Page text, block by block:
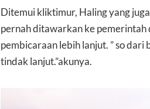
Ditemui kliktimur, Haling yang
pernah ditawarkan ke pemerintah
pembicaraan lebih lanjut. ” so
tindak lanjut.”akunya.